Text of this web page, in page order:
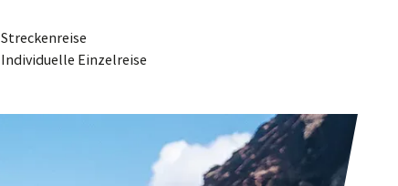
Streckenreise
Individuelle Einzelreise